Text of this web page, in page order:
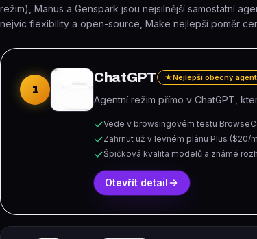
režim), Manus a Genspark jsou nejsilnější samostatní
nejvíc flexibility a open-source, Make nejlepší poměr
1
ChatGPT ★Nejlepší obecný agent
Agentní režim přímo v ChatGPT,
Vede v browsingovém testu
Zahrnut už v levném plánu Plus ($20/
Špičková kvalita modelů a známé
Otevřít detail